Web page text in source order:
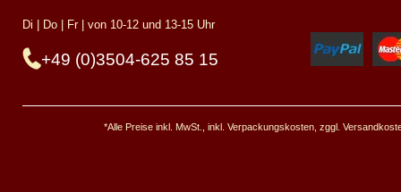
Di | Do | Fr | von 10-12 und 13-15 Uhr
+49 (0)3504-625 85 15
*Alle Preise inkl. MwSt., inkl. Verpackungskosten, zggl.